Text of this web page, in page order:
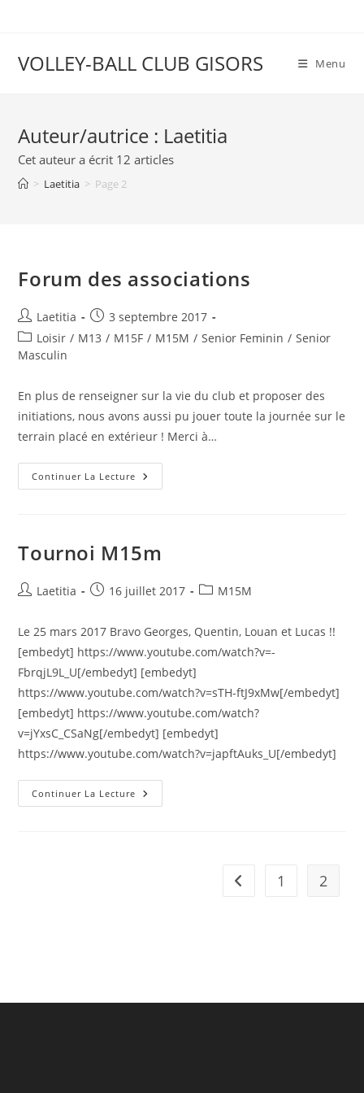
VOLLEY-BALL CLUB GISORS Menu
Auteur/autrice : Laetitia
Cet auteur a écrit 12 articles
> Laetitia > Page 2
Forum des associations
Laetitia
3 septembre 2017
Loisir / M13 / M15F / M15M / Senior Feminin / Senior
Masculin
En plus de renseigner sur la vie du club et proposer des
initiations, nous avons aussi pu jouer toute la journée sur le
terrain placé en extérieur ! Merci à…
Continuer La Lecture
Tournoi M15m
Laetitia 16 juillet 2017 M15M
Le 25 mars 2017 Bravo Georges, Quentin, Louan et Lucas !!
[embedyt] https://www.youtube.com/watch?v=-
FbrqjL9L_U[/embedyt] [embedyt]
https://www.youtube.com/watch?v=sTH-ftJ9xMw[/embedyt]
[embedyt] https://www.youtube.com/watch?
v=jYxsC_CSaNg[/embedyt] [embedyt]
https://www.youtube.com/watch?v=japftAuks_U[/embedyt]
Continuer La Lecture
1 2